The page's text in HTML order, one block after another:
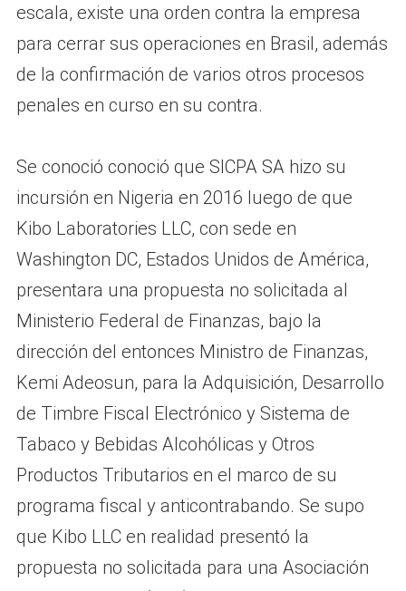
escala, existe una orden contra la empresa
para cerrar sus operaciones en Brasil, además
de la confirmación de varios otros procesos
penales en curso en su contra.
Se conoció conoció que SICPA SA hizo su
incursión en Nigeria en 2016 luego de que
Kibo Laboratories LLC, con sede en
Washington DC, Estados Unidos de América,
presentara una propuesta no solicitada al
Ministerio Federal de Finanzas, bajo la
dirección del entonces Ministro de Finanzas,
Kemi Adeosun, para la Adquisición, Desarrollo
de Timbre Fiscal Electrónico y Sistema de
Tabaco y Bebidas Alcohólicas y Otros
Productos Tributarios en el marco de su
programa fiscal y anticontrabando. Se supo
que Kibo LLC en realidad presentó la
propuesta no solicitada para una Asociación